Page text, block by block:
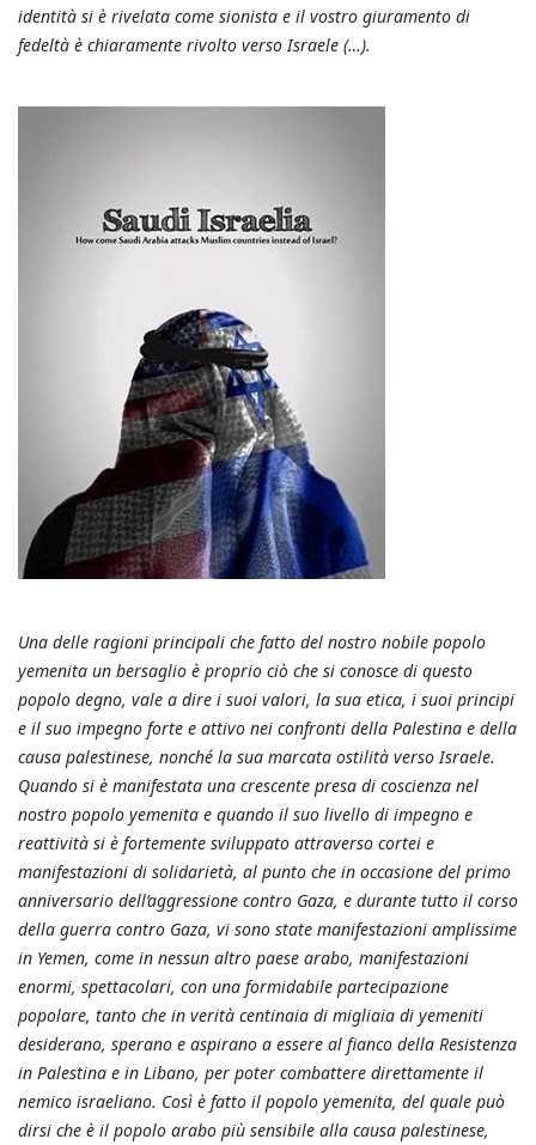
identità si è rivelata come sionista e il vostro giuramento di
fedeltà è chiaramente rivolto verso Israele (…).
Una delle ragioni principali che fatto del nostro nobile popolo
yemenita un bersaglio è proprio ciò che si conosce di questo
popolo degno, vale a dire i suoi valori, la sua etica, i suoi principi
e il suo impegno forte e attivo nei confronti della Palestina e della
causa palestinese, nonché la sua marcata ostilità verso Israele.
Quando si è manifestata una crescente presa di coscienza nel
nostro popolo yemenita e quando il suo livello di impegno e
reattività si è fortemente sviluppato attraverso cortei e
manifestazioni di solidarietà, al punto che in occasione del primo
anniversario dell’aggressione contro Gaza, e durante tutto il corso
della guerra contro Gaza, vi sono state manifestazioni amplissime
in Yemen, come in nessun altro paese arabo, manifestazioni
enormi, spettacolari, con una formidabile partecipazione
popolare, tanto che in verità centinaia di migliaia di yemeniti
desiderano, sperano e aspirano a essere al fianco della Resistenza
in Palestina e in Libano, per poter combattere direttamente il
nemico israeliano. Così è fatto il popolo yemenita, del quale può
dirsi che è il popolo arabo più sensibile alla causa palestinese,